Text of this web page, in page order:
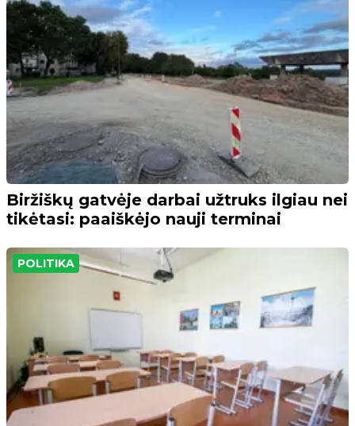
Biržiškų gatvėje darbai užtruks ilgiau nei
tikėtasi: paaiškėjo nauji terminai
POLITIKA